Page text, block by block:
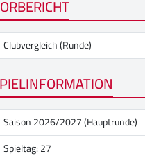
Clubvergleich (Runde)
Saison 2026/2027 (Hauptrunde)
Spieltag: 27